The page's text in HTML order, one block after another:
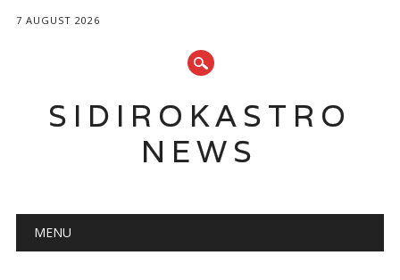
7 AUGUST 2026
SIDIROKASTRO
NEWS
Main menu
MENU